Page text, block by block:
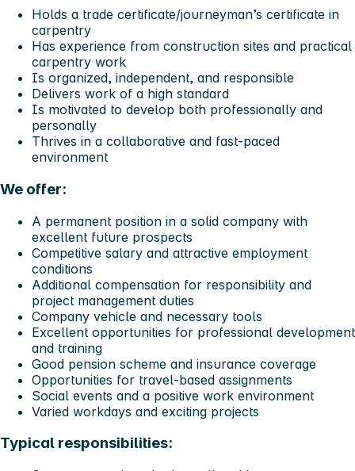
Holds a trade certificate/journeyman’s certificate in
carpentry
Has experience from construction sites and practical
carpentry work
Is organized, independent, and responsible
Delivers work of a high standard
Is motivated to develop both professionally and
personally
Thrives in a collaborative and fast-paced
environment
We offer:
A permanent position in a solid company with
excellent future prospects
Competitive salary and attractive employment
conditions
Additional compensation for responsibility and
project management duties
Company vehicle and necessary tools
Excellent opportunities for professional development
and training
Good pension scheme and insurance coverage
Opportunities for travel-based assignments
Social events and a positive work environment
Varied workdays and exciting projects
Typical responsibilities: